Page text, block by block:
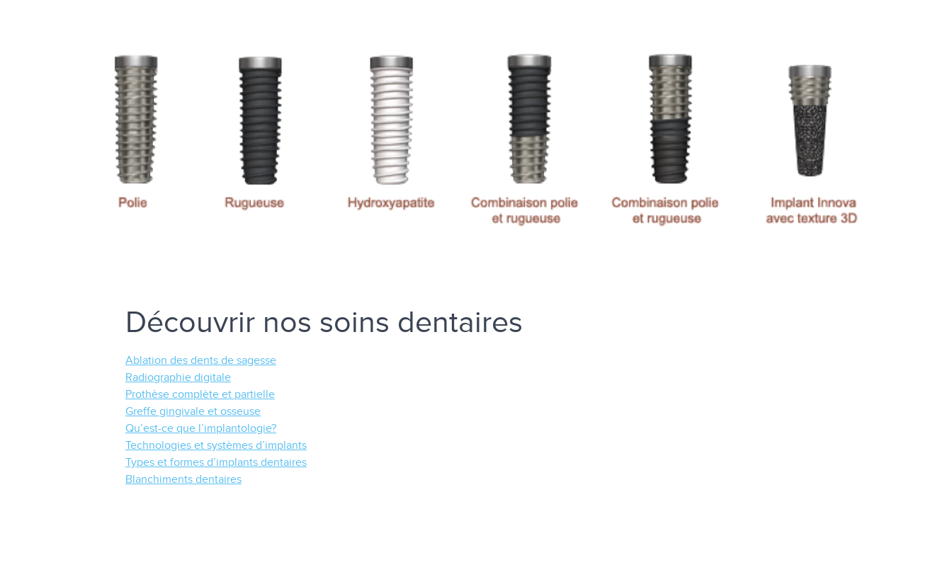
Découvrir nos soins dentaires
Ablation des dents de sagesse
Radiographie digitale
Prothèse complète et partielle
Greffe gingivale et osseuse
Qu’est-ce que l’implantologie?
Technologies et systèmes d’implants
Types et formes d’implants dentaires
Blanchiments dentaires